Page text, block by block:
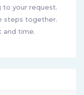
to your request.
steps together.
and time.